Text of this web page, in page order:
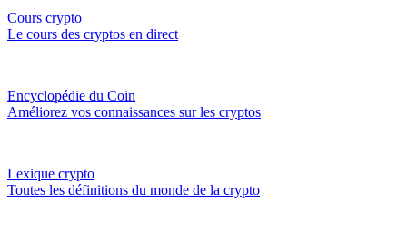
Cours crypto
Le cours des cryptos en direct
Encyclopédie du Coin
Améliorez vos connaissances sur les cryptos
Lexique crypto
Toutes les définitions du monde de la crypto